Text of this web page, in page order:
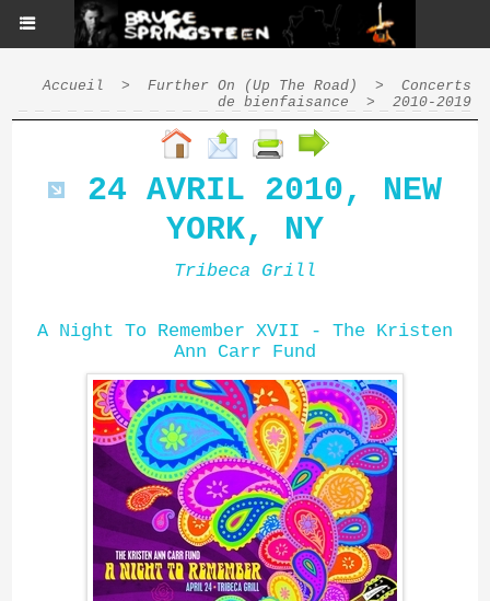
Accueil > Further On (Up The Road) >
Concerts
de bienfaisance
> 2010-2019
24 AVRIL 2010, NEW
YORK, NY
Tribeca Grill
A Night To Remember XVII - The Kristen
Ann Carr Fund